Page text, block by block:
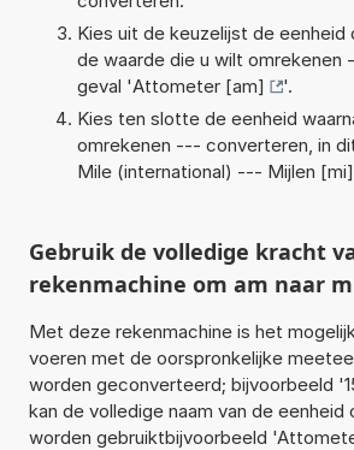
Kies uit de keuzelijst de
de waarde die u wilt
geval 'Attometer [am]
'.
Kies ten slotte de eenheid
omrekenen --- converteren, in
Mile (international) --- Mijlen [mi]
Gebruik de volledige kracht
rekenmachine om am naar
Met deze rekenmachine is het
voeren met de oorspronkelijke
worden geconverteerd; bijvoorbeeld
kan de volledige naam van de
worden gebruiktbijvoorbeeld